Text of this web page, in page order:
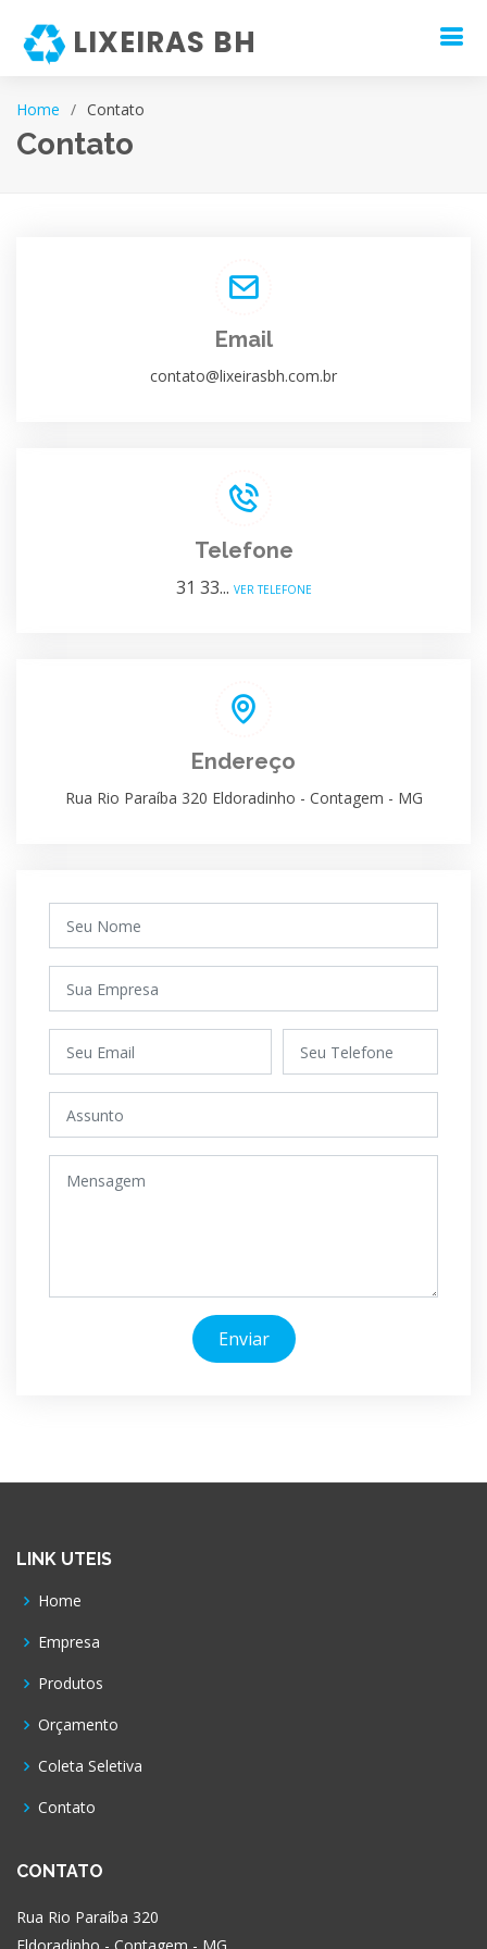
LIXEIRAS BH
Home Contato
Contato
Email
contato@lixeirasbh.com.br
Telefone
31 33... VER TELEFONE
Endereço
Rua Rio Paraíba 320 Eldoradinho - Contagem - MG
Enviar
LINK UTEIS
Home
Empresa
Produtos
Orçamento
Coleta Seletiva
Contato
CONTATO
Rua Rio Paraíba 320